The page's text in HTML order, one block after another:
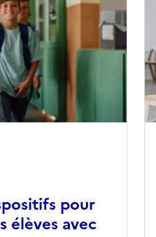
pour
élèves avec